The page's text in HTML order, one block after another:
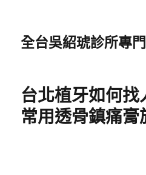
全台吳紹琥診所專
台北植牙如何找
常用透骨鎮痛膏